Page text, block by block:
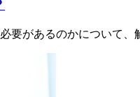
要があるのかについて、